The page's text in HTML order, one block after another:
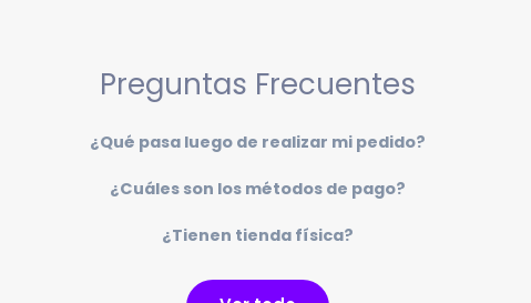
Preguntas Frecuentes
¿Qué pasa luego de realizar mi pedido?
¿Cuáles son los métodos de pago?
¿Tienen tienda física?